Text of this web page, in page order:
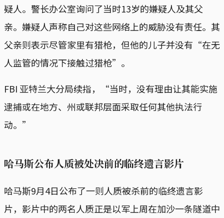
疑人。警长办公室询问了当时13岁的嫌疑人及其父
亲。嫌疑人声称自己对这些网络上的威胁没有责任。其
父亲则表示尽管家里有猎枪，但他的儿子并没有“在无
人监管的情况下接触过猎枪”。
FBI 亚特兰大分局续指，“当时，没有理由让其能实施
逮捕或在地方、州或联邦层面采取任何其他执法行
动。”
哈马斯公布人质被处决前的临终遗言影片
哈马斯9月4日公布了一则人质被杀前的临终遗言影
片，影片中的两名人质正是以军上周在加沙一条隧道中